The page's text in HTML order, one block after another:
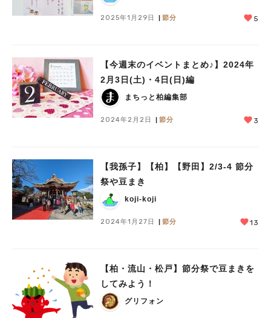
2025年1月29日 節分 5
【今週末のイベントまとめ♪】2024年
2月3日(土)・4日(日)編
まちっと柏編集部
2024年2月2日 節分 3
【我孫子】【柏】【野田】2/3-4 節分
祭や豆まき
koji-koji
2024年1月27日 節分 13
【柏・流山・松戸】節分祭で豆まきを
してみよう！
グリフォン